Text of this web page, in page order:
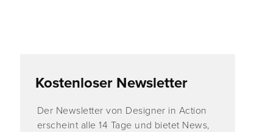
Kostenloser Newsletter
Der Newsletter von Designer in Action
erscheint alle 14 Tage und bietet News,